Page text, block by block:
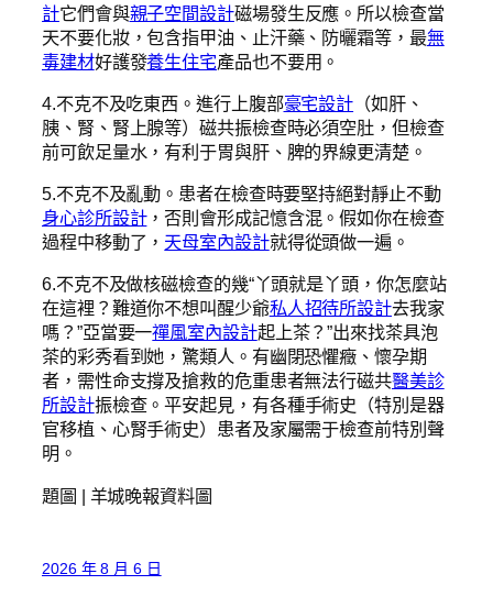
計它們會與親子空間設計磁場發生反應。所以檢查當
天不要化妝，包含指甲油、止汗藥、防曬霜等，最無
毒建材好護發養生住宅產品也不要用。
4.不克不及吃東西。進行上腹部豪宅設計 （如肝、
胰、腎、腎上腺等）磁共振檢查時必須空肚，但檢查
前可飲足量水，有利于胃與肝、脾的界線更清楚。
5.不克不及亂動。患者在檢查時要堅持絕對靜止不動
身心診所設計，否則會形成記憶含混。假如你在檢查
過程中移動了， 天母室內設計就得從頭做一遍。
6.不克不及做核磁檢查的幾“丫頭就是丫頭，你怎麼站
在這裡？難道你不想叫醒少爺私人招待所設計去我家
嗎？”亞當要一禪風室內設計起上茶？”出來找茶具泡
茶的彩秀看到她，驚類人。有幽閉恐懼癥、懷孕期
者，需性命支撐及搶救的危重患者無法行磁共醫美診
所設計振檢查。平安起見，有各種手術史（特別是器
官移植、心腎手術史）患者及家屬需于檢查前特別聲
明。
題圖 | 羊城晚報資料圖
2026 年 8 月 6 日